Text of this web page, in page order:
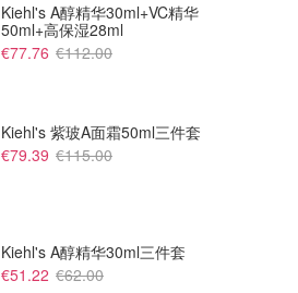
£135.00
Kiehl's A醇精华30ml+VC精华
50ml+高保湿28ml
€77.76 €112.00
Kiehl's 紫玻A面霜50ml三件套
€79.39 €115.00
Kiehl's A醇精华30ml三件套
€51.22 €62.00